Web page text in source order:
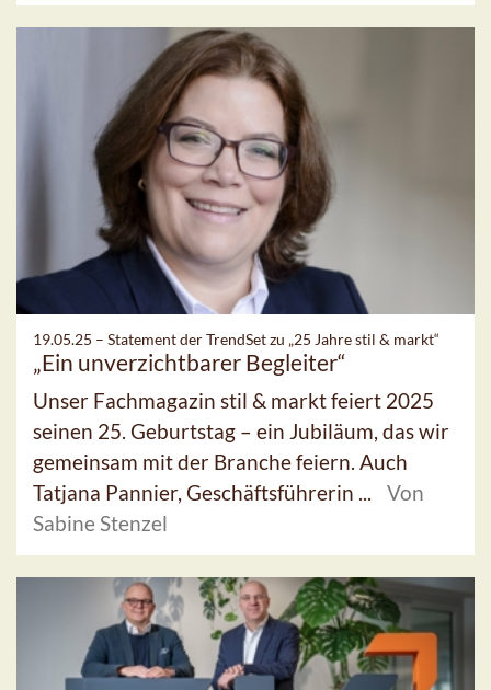
19.05.25 – Statement der TrendSet zu „25 Jahre stil & markt“
„Ein unverzichtbarer Begleiter“
Unser Fachmagazin stil & markt feiert 2025
seinen 25. Geburtstag – ein Jubiläum, das wir
gemeinsam mit der Branche feiern. Auch
Tatjana Pannier, Geschäftsführerin ...
Von
Sabine Stenzel